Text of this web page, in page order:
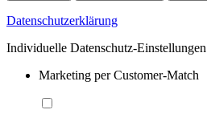
Datenschutzerklärung
Individuelle Datenschutz-Einstellungen
Marketing per Customer-Match